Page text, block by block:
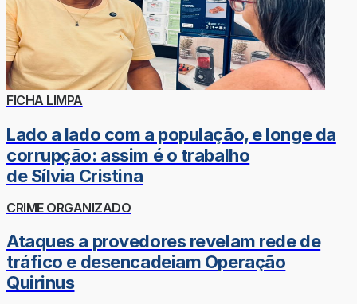
FICHA LIMPA
Lado a lado com a população, e longe da
corrupção: assim é o trabalho
de Sílvia Cristina
CRIME ORGANIZADO
Ataques a provedores revelam rede de
tráfico e desencadeiam Operação
Quirinus